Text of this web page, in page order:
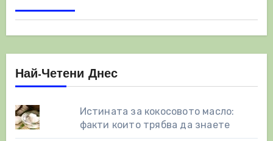
Най-Четени Днес
Истината за кокосовото масло:
факти които трябва да знаете